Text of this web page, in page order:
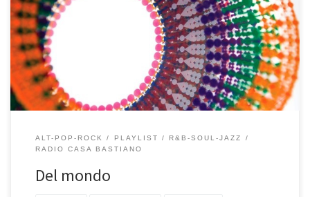
a toccare qualche nota di jazz. L’elettronica giunge con Bright Star
(Sunset Mix) di Ben Watt, Stimming e Julia Biel (grazie sister per il
consiglio!), poi ancora jazz e pop per finire rock: gli Elbow che
cantano Peter Gabriel […]
ALT-POP-ROCK PLAYLIST
R&B-SOUL-JAZZ
RADIO CASA BASTIANO
Del mondo